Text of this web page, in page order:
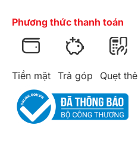
Phương thức thanh toán
Tiền mặt Trả góp Quẹt thẻ